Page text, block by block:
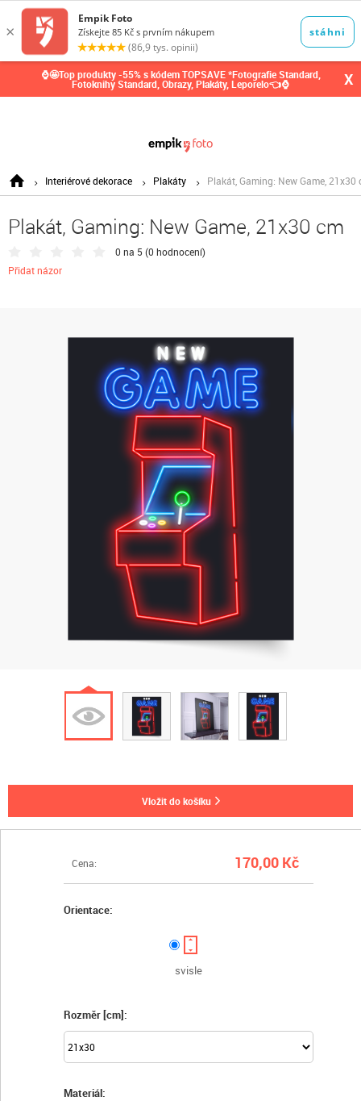
⌚🤩Top produkty -55% s kódem TOPSAVE *Fotografie Standard,
Fotoknihy Standard, Obrazy, Plakáty, Leporelo👈⌚ X
Interiérové dekorace Plakáty Plakát, Gaming: New Game, 21x30
Plakát, Gaming: New Game, 21x30 cm
0 na 5 (0 hodnocení)
Přidat názor
Cena: 170,00 Kč
Orientace:
svisle
Rozměr [cm]:
Materiál:
vložit do košíku